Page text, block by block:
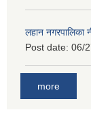
लहान
Post date: 06/
more